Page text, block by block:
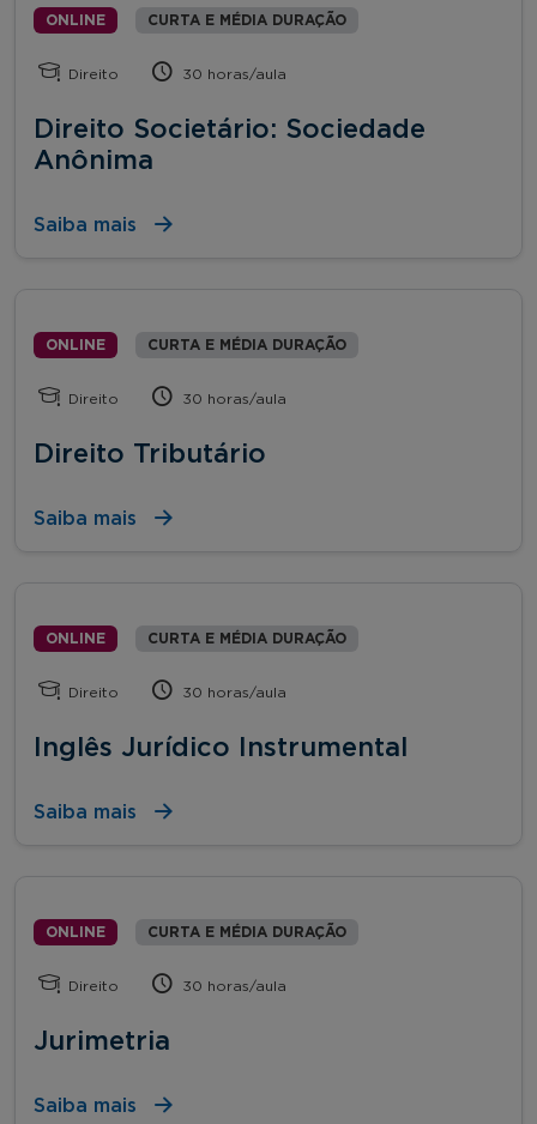
ONLINE CURTA E MÉDIA DURAÇÃO
Direito 30 horas/aula
Direito Societário: Sociedade
Anônima
Saiba mais
ONLINE CURTA E MÉDIA DURAÇÃO
Direito 30 horas/aula
Direito Tributário
Saiba mais
ONLINE CURTA E MÉDIA DURAÇÃO
Direito 30 horas/aula
Inglês Jurídico Instrumental
Saiba mais
ONLINE CURTA E MÉDIA DURAÇÃO
Direito 30 horas/aula
Jurimetria
Saiba mais